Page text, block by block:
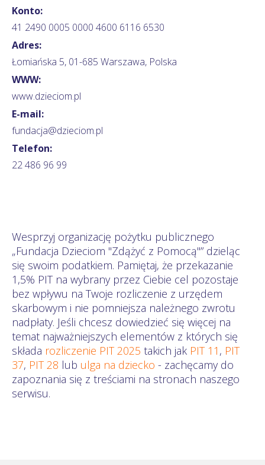
Konto:
41 2490 0005 0000 4600 6116 6530
Adres:
Łomiańska 5, 01-685 Warszawa, Polska
WWW:
www.dzieciom.pl
E-mail:
fundacja@dzieciom.pl
Telefon:
22 486 96 99
Wesprzyj organizację pożytku publicznego
„Fundacja Dzieciom "Zdążyć z Pomocą"” dzieląc
się swoim podatkiem. Pamiętaj, że przekazanie
1,5% PIT na wybrany przez Ciebie cel pozostaje
bez wpływu na Twoje rozliczenie z urzędem
skarbowym i nie pomniejsza należnego zwrotu
nadpłaty. Jeśli chcesz dowiedzieć się więcej na
temat najważniejszych elementów z których się
składa rozliczenie PIT 2025 takich jak PIT 11 , PIT
37, PIT 28 lub ulga na dziecko - zachęcamy do
zapoznania się z treściami na stronach naszego
serwisu.